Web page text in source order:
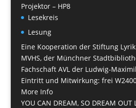
Projektor – HP8
Lesekreis
Lesung
Eine Kooperation der Stiftung
MVHS, der Münchner
Fachschaft AVL der Ludwig-
Eintritt und Mitwirkung: frei
More Info
YOU CAN DREAM, SO DREAM OUT